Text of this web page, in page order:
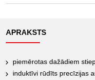
APRAKSTS
piemērotas dažādiem
induktīvi rūdīts precīzijas